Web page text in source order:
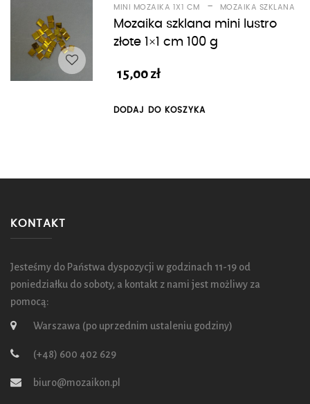
MINI MOZAIKA 1X1 CM - MOZAIKA SZKLANA
Mozaika szklana mini lustro
złote 1×1 cm 100 g
15,00zł
DODAJ DO KOSZYKA
KONTAKT
Jesteśmy do Państwa dyspozycji w godzinach 11-19 od
poniedziałku do soboty, a kontakt z nami jest możliwy za
pomocą:
Warszawa (po uprzednim ustaleniu godziny)
(+48) 600 402 629
biuro@mozaikon.pl